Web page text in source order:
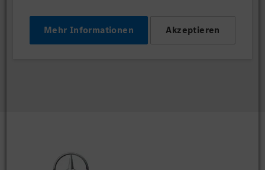
Mehr Informationen Akzeptieren